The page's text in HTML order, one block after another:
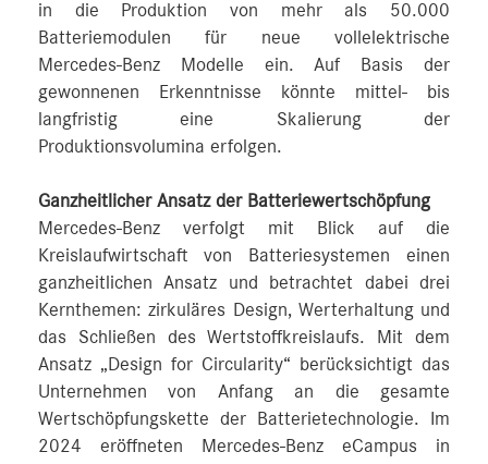
in die Produktion von mehr als 50.000
Batteriemodulen für neue vollelektrische
Mercedes-Benz Modelle ein. Auf Basis der
gewonnenen Erkenntnisse könnte mittel- bis
langfristig eine Skalierung der
Produktionsvolumina erfolgen.
Ganzheitlicher Ansatz der Batteriewertschöpfung
Mercedes-Benz verfolgt mit Blick auf die
Kreislaufwirtschaft von Batteriesystemen einen
ganzheitlichen Ansatz und betrachtet dabei drei
Kernthemen: zirkuläres Design, Werterhaltung und
das Schließen des Wertstoffkreislaufs. Mit dem
Ansatz „Design for Circularity“ berücksichtigt das
Unternehmen von Anfang an die gesamte
Wertschöpfungskette der Batterietechnologie. Im
2024 eröffneten Mercedes-Benz eCampus in